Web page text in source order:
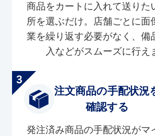
商品をカートに入れて送りた
所を選ぶだけ。店舗ごとに面
業を繰り返す必要がなく、備
入などがスムーズに行え
注文商品の手配状況
確認する
発注済み商品の手配状況がマ